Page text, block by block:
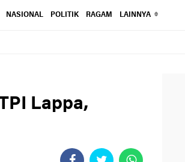
NASIONAL POLITIK RAGAM LAINNYA
Lappa,